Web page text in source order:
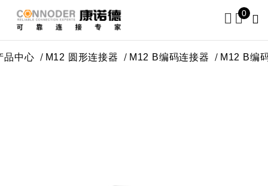
0
产品中心 M12 圆形连接器 M12 B编码连接器